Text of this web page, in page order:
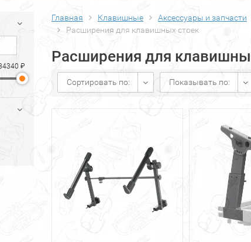
₽
Главная Клавишные Аксессуары и запчасти
Расширения для клавишных стоек
Расширения для
Сортировать по: Показывать по: